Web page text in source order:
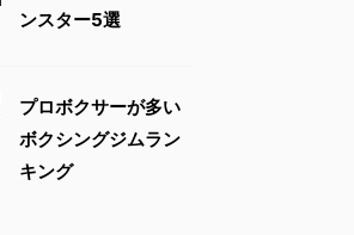
ンスター5選
プロボクサーが多い
ボクシングジムラン
キング